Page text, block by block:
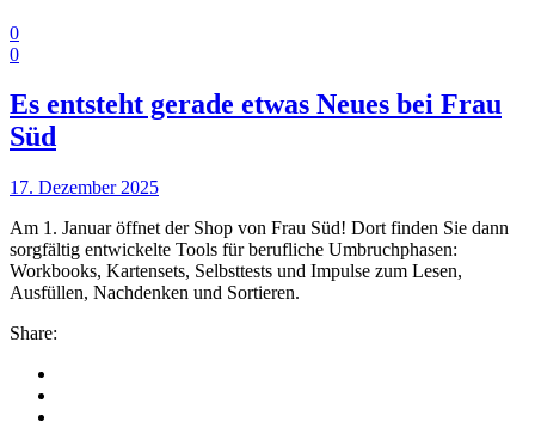
0
0
Es entsteht gerade etwas Neues bei Frau
Süd
17. Dezember 2025
Am 1. Januar öffnet der Shop von Frau Süd! Dort finden Sie dann
sorgfältig entwickelte Tools für berufliche Umbruchphasen:
Workbooks, Kartensets, Selbsttests und Impulse zum Lesen,
Ausfüllen, Nachdenken und Sortieren.
Share: